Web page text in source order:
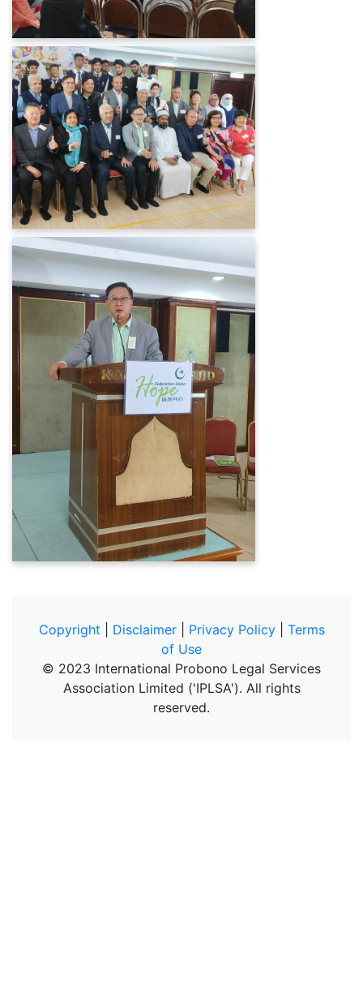
Copyright Disclaimer| Privacy Policy| Terms
of Use
© 2023 International Probono Legal Services
Association Limited ('IPLSA'). All rights
reserved.